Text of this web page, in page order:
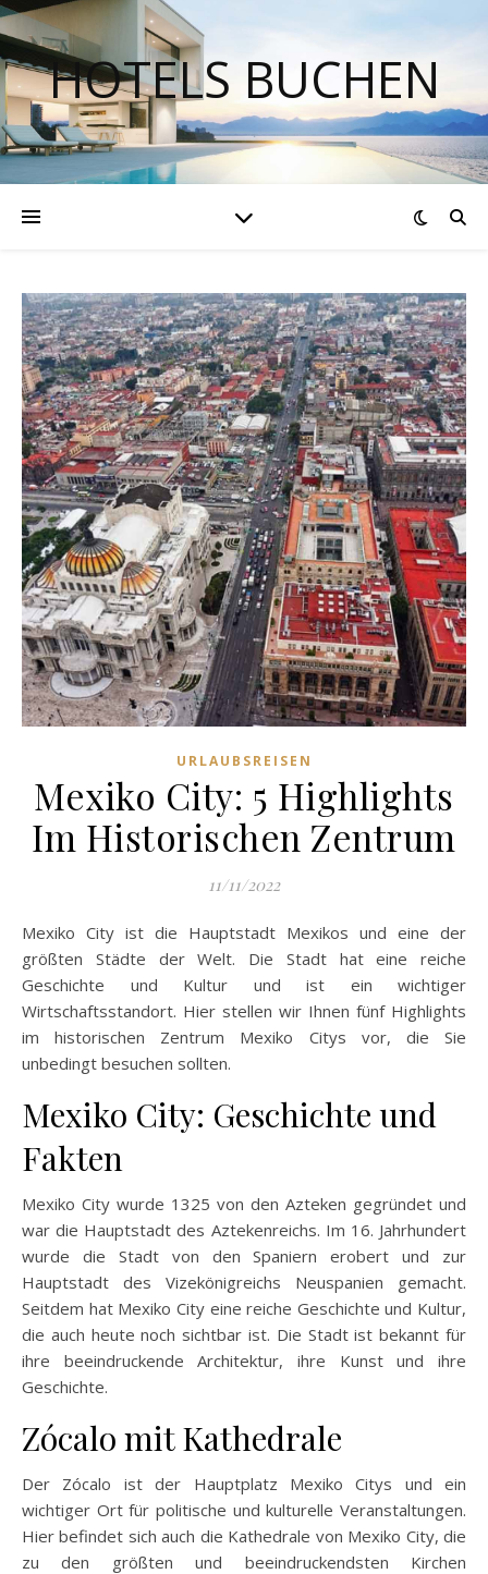
HOTELS BUCHEN
URLAUBSREISEN
Mexiko City: 5 Highlights
Im Historischen Zentrum
11/11/2022
Mexiko City ist die Hauptstadt Mexikos und eine der
größten Städte der Welt. Die Stadt hat eine reiche
Geschichte und Kultur und ist ein wichtiger
Wirtschaftsstandort. Hier stellen wir Ihnen fünf Highlights
im historischen Zentrum Mexiko Citys vor, die Sie
unbedingt besuchen sollten.
Mexiko City: Geschichte und
Fakten
Mexiko City wurde 1325 von den Azteken gegründet und
war die Hauptstadt des Aztekenreichs. Im 16. Jahrhundert
wurde die Stadt von den Spaniern erobert und zur
Hauptstadt des Vizekönigreichs Neuspanien gemacht.
Seitdem hat Mexiko City eine reiche Geschichte und Kultur,
die auch heute noch sichtbar ist. Die Stadt ist bekannt für
ihre beeindruckende Architektur, ihre Kunst und ihre
Geschichte.
Zócalo mit Kathedrale
Der Zócalo ist der Hauptplatz Mexiko Citys und ein
wichtiger Ort für politische und kulturelle Veranstaltungen.
Hier befindet sich auch die Kathedrale von Mexiko City, die
zu den größten und beeindruckendsten Kirchen